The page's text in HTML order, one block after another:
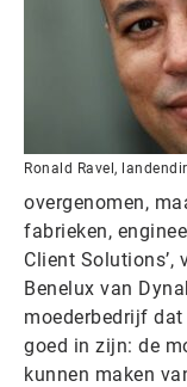
Ronald Ravel,
overgenomen,
fabrieken,
Client Solutions’,
Benelux van
moederbedrijf
goed in zijn: de
kunnen maken